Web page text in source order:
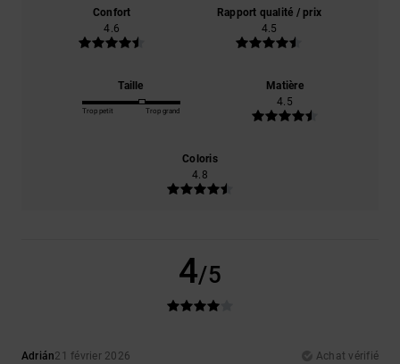
Confort
4.6
Rapport qualité / prix
4.5
Taille
Trop petit Trop grand
Matière
4.5
Coloris
4.8
4/5
Adrián21 février 2026
Achat vérifié